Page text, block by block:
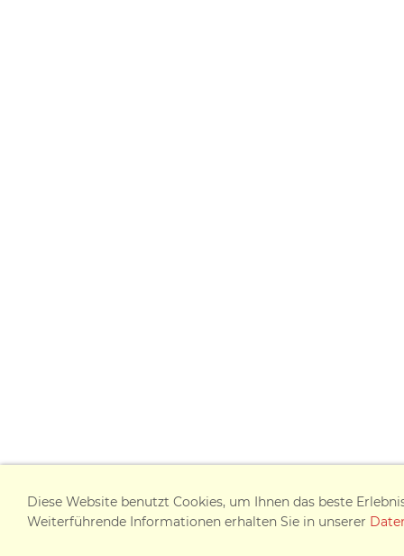
Diese Website benutzt Cookies, um Ihnen das beste
Weiterführende Informationen erhalten Sie in unserer